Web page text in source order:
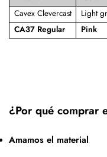
Cavex Clevercast
Light
CA37 Regular
Pink
¿Por qué comprar
Amamos el material